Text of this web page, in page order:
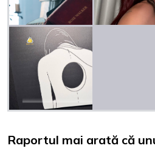
Raportul mai arată că